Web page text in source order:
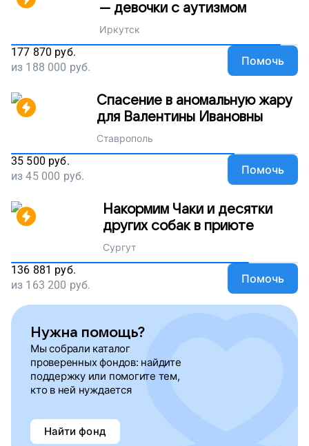
— девочки с аутизмом
Иркутск
177 870 руб.
из 188 000 руб. Помочь
Спасение в аномальную жару
для Валентины Ивановны
Ставрополь
35 500 руб.
из45 000 руб. Помочь
Накормим Чаки и десятки
других собак в приюте
Сургут
136 881 руб.
из 163 200 руб. Помочь
Нужна помощь?
Мы собрали каталог
проверенных фондов: найдите
поддержку или помогите тем,
кто в ней нуждается
Найти фонд